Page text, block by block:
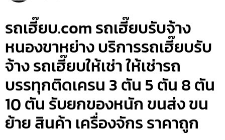
รถเฮี๊ยบ.com รถเฮี๊ยบรับจ้าง
หนองขาหย่าง บริการรถเฮี๊ยบรับ
จ้าง รถเฮี๊ยบให้เช่า ให้เช่ารถ
บรรทุกติดเครน 3 ตัน 5 ตัน 8 ตัน
10 ตัน รับยกของหนัก ขนส่ง ขน
ย้าย สินค้า เครื่องจักร ราคาถูก